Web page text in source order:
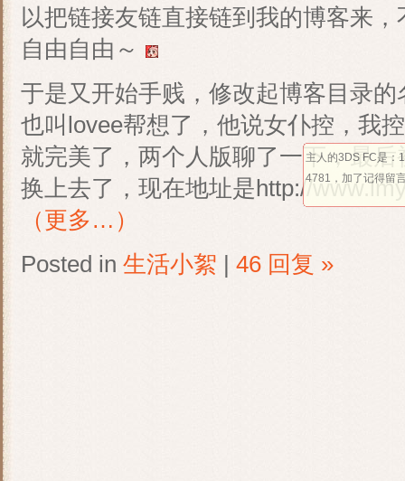
以把链接友链直接链到我的博客来
自由自由～
于是又开始手贱，修改起博客目录
也叫lovee帮想了，他说女仆控，我
就完美了，两个人版聊了一下，最
换上去了，现在地址是http://
（更多…）
Posted in 生活小絮 | 46 回复 »
主人的3DS FC是：
4781，加了记得留